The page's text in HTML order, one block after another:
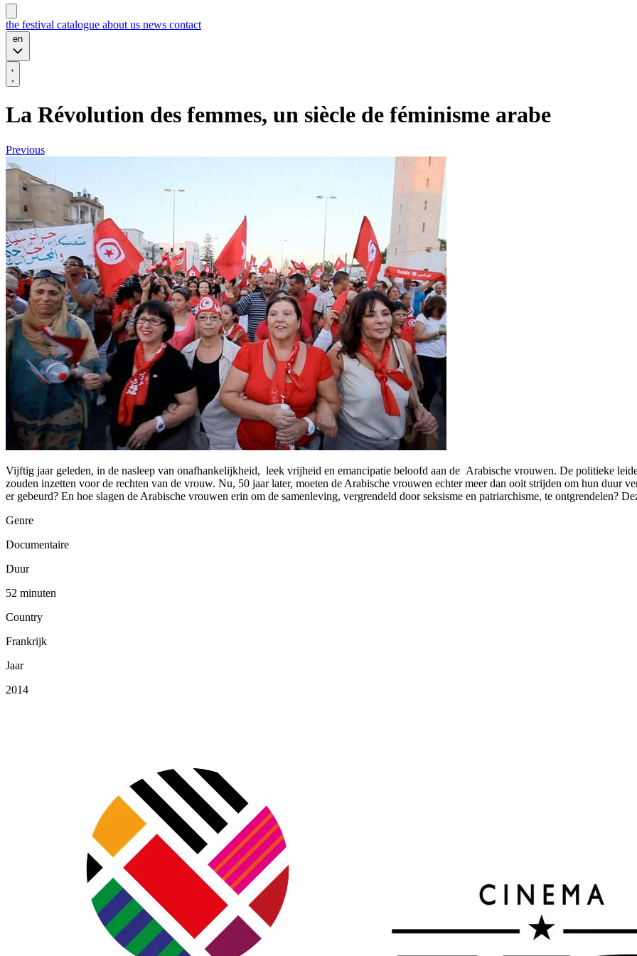
the festival catalogue about us news contact
en
La Révolution des femmes, un siècle de féminisme arabe
Previous
Vijftig jaar geleden, in de nasleep van onafhankelijkheid, leek vrijheid en emancipatie beloofd aan de Arabische vrouwen. De politieke
zouden inzetten voor de rechten van de vrouw. Nu, 50 jaar later, moeten de Arabische vrouwen echter meer dan ooit strijden om hun duur
er gebeurd? En hoe slagen de Arabische vrouwen erin om de samenleving, vergrendeld door seksisme en patriarchisme, te ontgrendelen?
Genre
Documentaire
Duur
52 minuten
Country
Frankrijk
Jaar
2014